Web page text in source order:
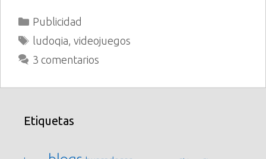
Categorías
Publicidad
Etiquetas
ludoqia videojuegos
3 comentarios
Etiquetas